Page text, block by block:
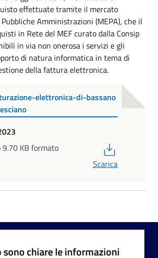
effettuate tramite il mercato
Amministrazioni (MEPA), che il
in Rete del MEF curato dalla Consip
in via non onerosa i servizi e gli
di natura informatica in tema di
della fattura elettronica.
elettronica-di-bassano
KB formato
Scarica
sono chiare le informazioni